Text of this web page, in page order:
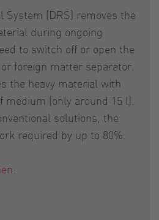
System (DRS) removes the
during ongoing
to switch off or open the
foreign matter separator.
the heavy material with
(only around 15 l).
solutions, the
required by up to 80%.